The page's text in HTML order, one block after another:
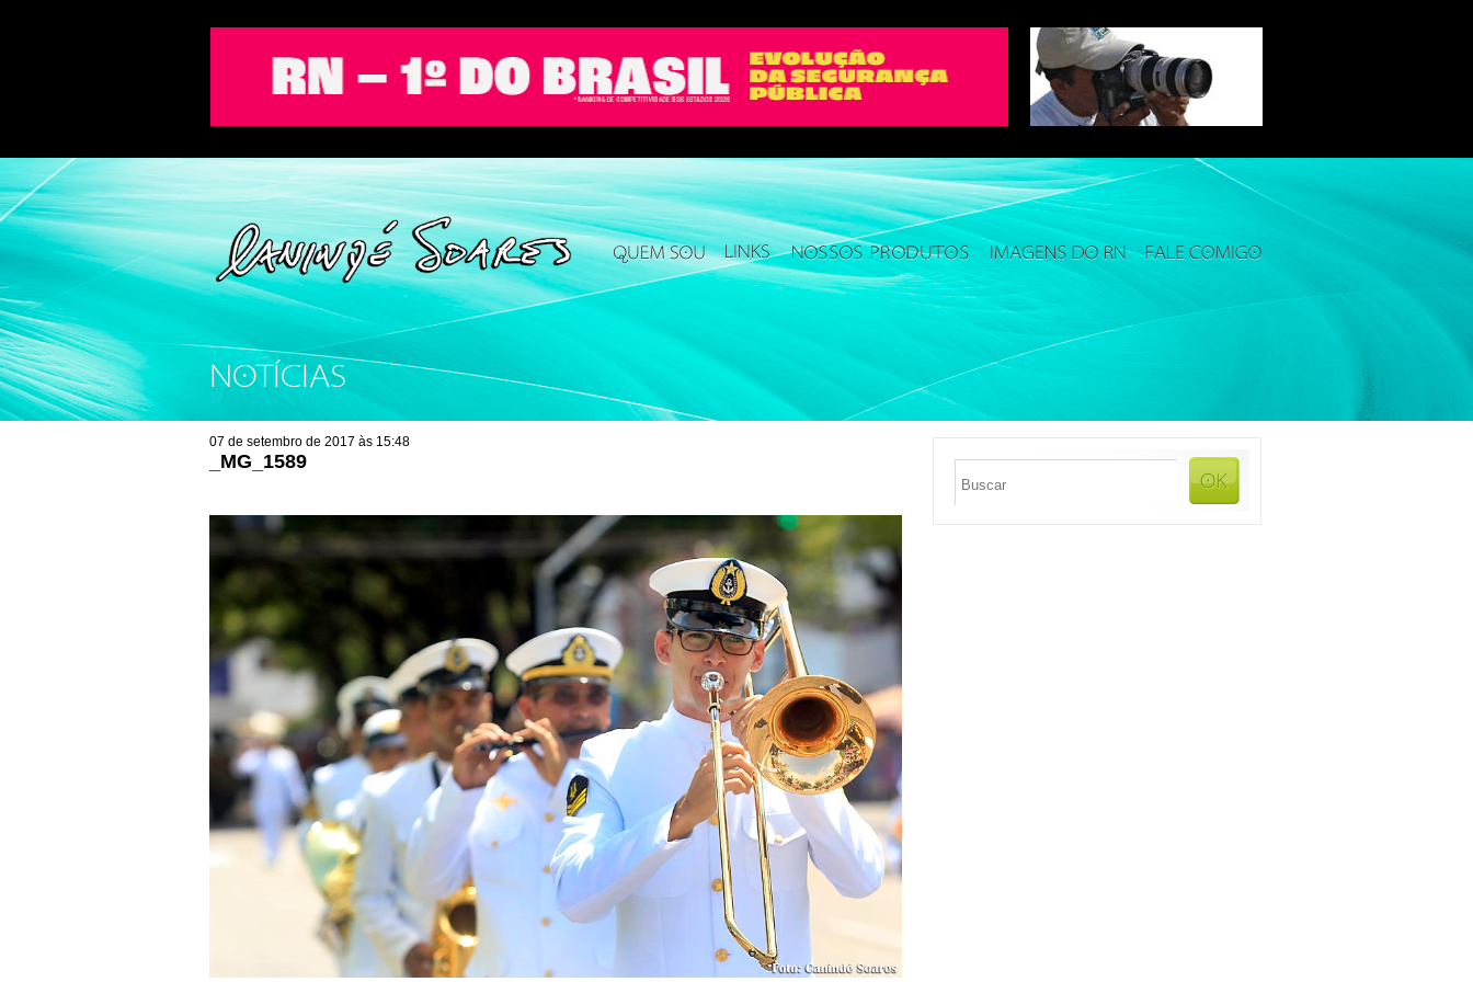
NOTÍCIAS
07 de setembro de 2017 às 15:48
_MG_1589